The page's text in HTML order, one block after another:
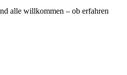
alle willkommen – ob erfahren